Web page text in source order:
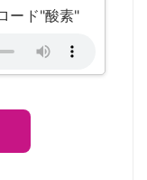
ード"酸素"